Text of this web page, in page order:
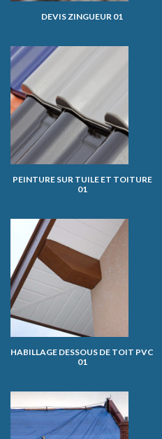
DEVIS ZINGUEUR 01
PEINTURE SUR TUILE ET TOITURE
01
HABILLAGE DESSOUS DE TOIT PVC
01